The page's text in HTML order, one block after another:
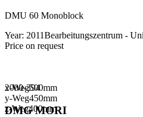
DMU 60 Monoblock
Year: 2011Bearbeitungszentrum -
Price on request
x-Weg500mm
y-Weg450mm
z-Weg400mm
2000-394
DMG MORI